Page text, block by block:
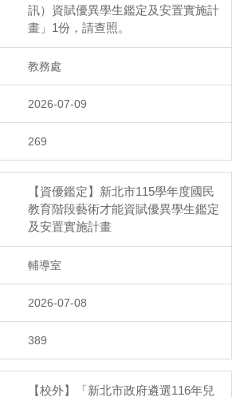
訊）資賦優異學生鑑定及安置實施計
畫」1份，請查照。
教務處
2026-07-09
269
【資優鑑定】新北市115學年度國民
教育階段藝術才能資賦優異學生鑑定
及安置實施計畫
輔導室
2026-07-08
389
【校外】「新北市政府遴選116年兒